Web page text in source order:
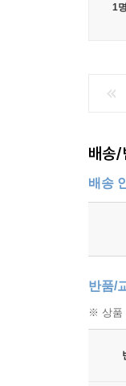
1명
배송/
배송
반품/
※ 상품